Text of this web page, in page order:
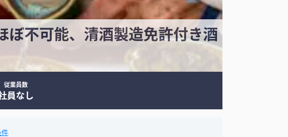
ぼ不可能、清酒製造免許付き酒
従業員数
員なし
件